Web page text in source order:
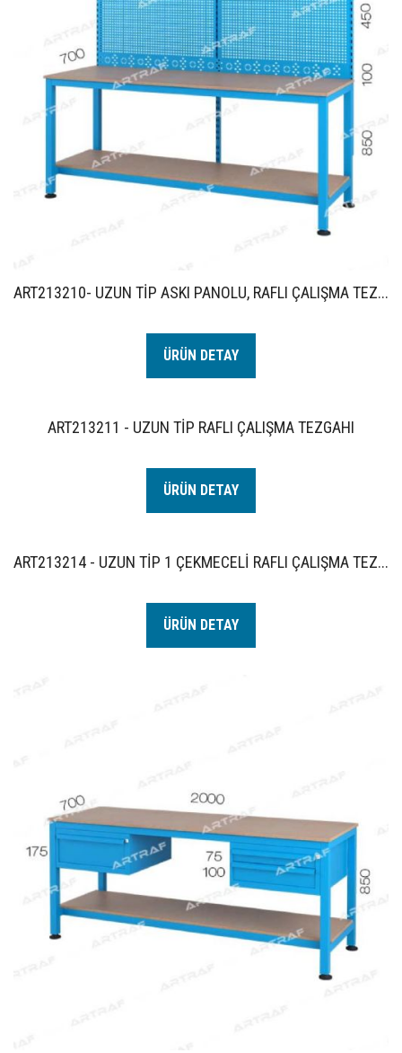
ART213210- UZUN TİP ASKI PANOLU, RAFLI ÇALIŞMA TEZ...
ÜRÜN DETAY
ART213211 - UZUN TİP RAFLI ÇALIŞMA TEZGAHI
ÜRÜN DETAY
ART213214 - UZUN TİP 1 ÇEKMECELİ RAFLI ÇALIŞMA TEZ...
ÜRÜN DETAY